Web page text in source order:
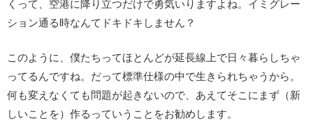
くって、空港に降り立つだけで勇気いりますよね。イミグレー
ション通る時なんてドキドキしません？
このように、僕たちってほとんどが延長線上で日々暮らしちゃ
ってるんですね。だって標準仕様の中で生きられちゃうから。
何も変えなくても問題が起きないので、あえてそこにまず（新
しいことを）作るっていうことをお勧めします。